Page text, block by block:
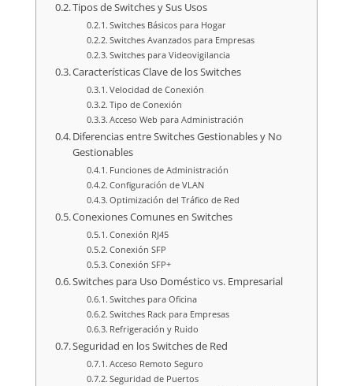
Tipos de Switches y Sus Usos
Switches Básicos para Hogar
Switches Avanzados para Empresas
Switches para Videovigilancia
Características Clave de los Switches
Velocidad de Conexión
Tipo de Conexión
Acceso Web para Administración
Diferencias entre Switches Gestionables y No
Gestionables
Funciones de Administración
Configuración de VLAN
Optimización del Tráfico de Red
Conexiones Comunes en Switches
Conexión RJ45
Conexión SFP
Conexión SFP+
Switches para Uso Doméstico vs. Empresarial
Switches para Oficina
Switches Rack para Empresas
Refrigeración y Ruido
Seguridad en los Switches de Red
Acceso Remoto Seguro
Seguridad de Puertos